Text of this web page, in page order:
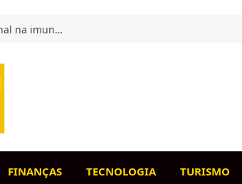
Intestino saudável, cão feliz: o papel da flora intestinal na imunidade canina
FINANÇAS TECNOLOGIA TURISMO